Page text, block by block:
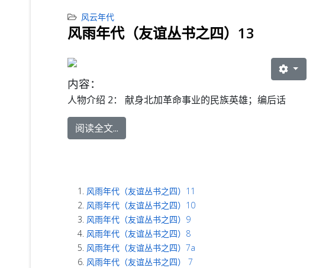
风云年代
风雨年代（友谊丛书之四）13
内容：
人物介绍 2： 献身北加革命事业的民族英雄；编后话
阅读全文...
风雨年代（友谊丛书之四）11
风雨年代（友谊丛书之四）10
风雨年代（友谊丛书之四）9
风雨年代（友谊丛书之四）8
风雨年代（友谊丛书之四）7a
风雨年代（友谊丛书之四） 7